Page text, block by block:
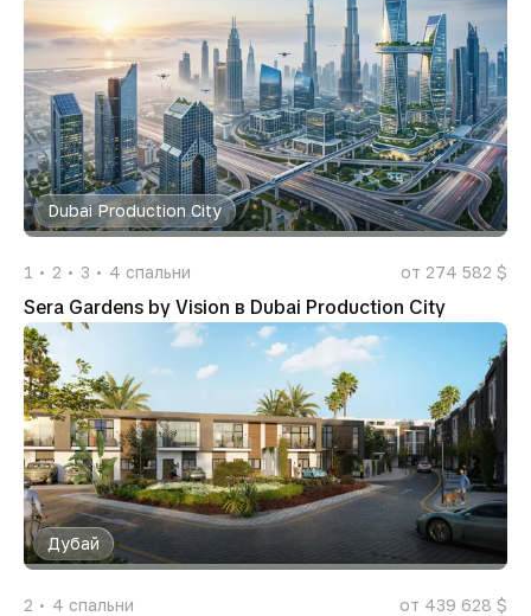
Dubai Production City
1 2 3 4 спальни от 274 582 $
Sera Gardens by Vision в Dubai Production City
Дубай
2 4 спальни от 439 628 $